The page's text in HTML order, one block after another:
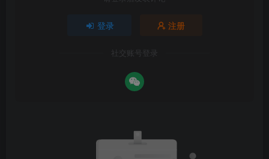
登录 注册
社交账号登录